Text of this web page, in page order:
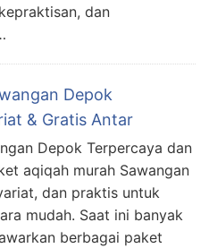
dan
Depok
& Gratis Antar
Depok Terpercaya dan
aqiqah murah Sawangan
dan praktis untuk
mudah. Saat ini banyak
berbagai paket